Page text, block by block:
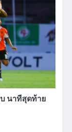
นาทีสุดท้าย